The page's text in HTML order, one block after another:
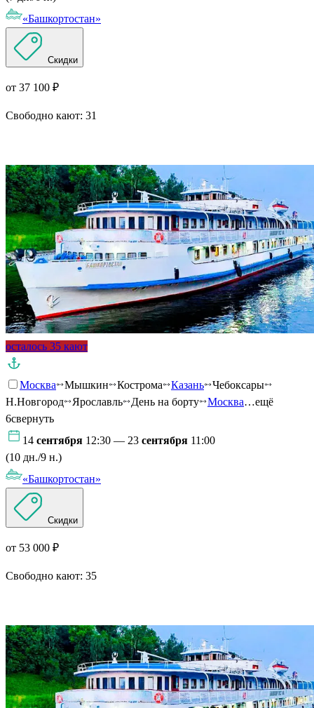
«Башкортостан»
Скидки
от 37 100 ₽
Свободно кают: 31
осталось 35 кают
Москва Мышкин Кострома Казань
Чебоксары
Н.Новгород
Ярославль День на борту Москва…ещё
6свернуть
14 сентября 12:30 — 23 сентября 11:00
(10 дн./9 н.)
«Башкортостан»
Скидки
от 53 000 ₽
Свободно кают: 35